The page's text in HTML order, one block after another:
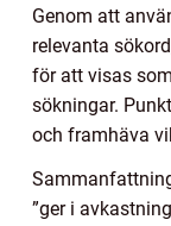
Genom att
relevanta
för att visas
sökningar.
och framhäva
”ger i